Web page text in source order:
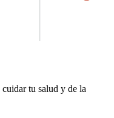
tu salud y de la